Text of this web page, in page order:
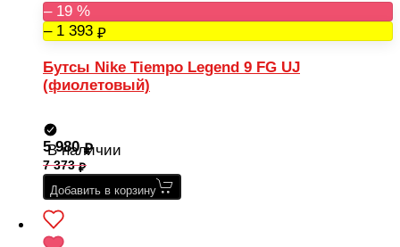
– 19 %
– 1 393
Бутсы Nike Tiempo Legend 9 FG UJ
(фиолетовый)
В наличии
5 980
7 373
Добавить в корзину